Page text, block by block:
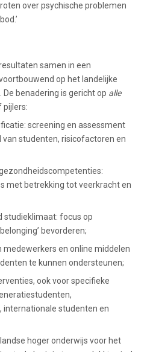
over psychische problemen
samen in een
op het landelijke
benadering is gericht op alle
pijlers:
screening en assessment
studenten, risicofactoren en
met betrekking tot veerkracht en
studieklimaat: focus op
bevorderen;
medewerkers en online middelen
te kunnen ondersteunen;
ook voor specifieke
studenten en
hoger onderwijs voor het